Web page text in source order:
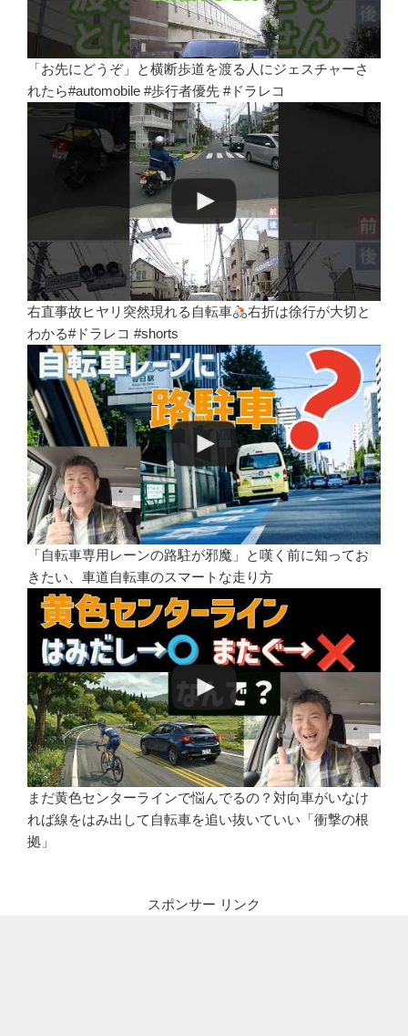
「お先にどうぞ」と横断歩道を渡る人にジェスチャーさ
れたら#automobile #歩行者優先 #ドラレコ
右直事故ヒヤリ突然現れる自転車
右折は徐行が大切と
わかる#ドラレコ #shorts
「自転車専用レーンの路駐が邪魔」と嘆く前に知ってお
きたい、車道自転車のスマートな走り方
まだ黄色センターラインで悩んでるの？対向車がいなけ
れば線をはみ出して自転車を追い抜いていい「衝撃の根
拠」
スポンサー リンク